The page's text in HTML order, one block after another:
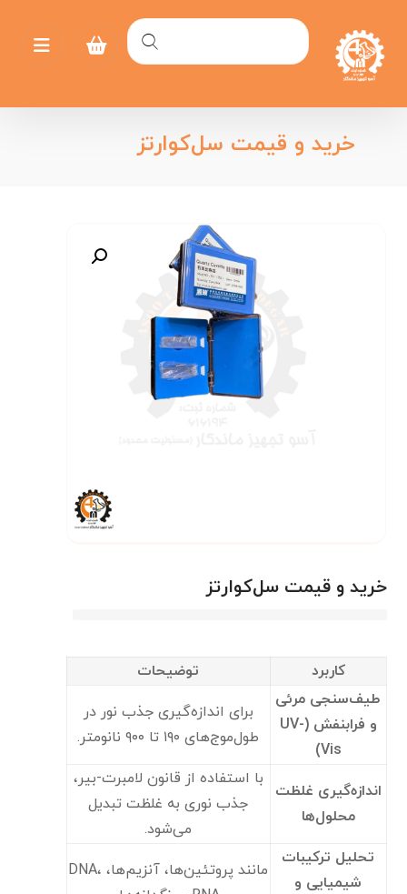
خرید و قیمت سل‌کوارتز
بزرگنمایی تصویر
خرید و قیمت سل‌کوارتز
کاربرد
توضیحات
طیف‌سنجی مرئی
و فرابنفش (UV-
Vis)
برای اندازه‌گیری جذب نور در
طول‌موج‌های ۱۹۰ تا ۹۰۰ نانومتر.
اندازه‌گیری غلظت
محلول‌ها
با استفاده از قانون لامبرت-بیر،
جذب نوری به غلظت تبدیل
می‌شود.
تحلیل ترکیبات
شیمیایی و
مانند پروتئین‌ها، آنزیم‌ها، DNA،